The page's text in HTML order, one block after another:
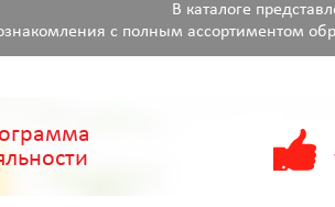
В каталоге
с полным ассортиментом